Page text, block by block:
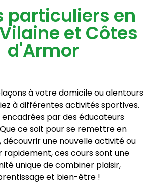
particuliers en
et Côtes
d'Armor
à votre domicile ou alentours
à différentes activités sportives.
encadrées par des éducateurs
Que ce soit pour se remettre en
une nouvelle activité ou
rapidement, ces cours sont une
unique de combiner plaisir,
et bien-être !